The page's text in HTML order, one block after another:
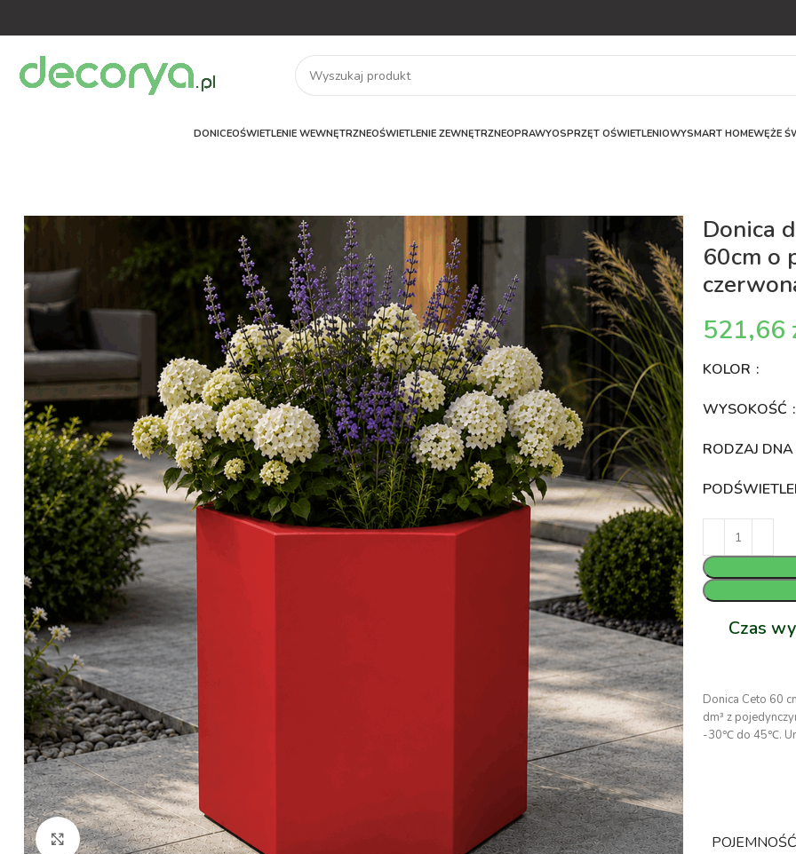
DONICEOŚWIETLENIE WEWNĘTRZNEOŚWIETLENIE ZEWNĘTRZNEOPRAWYOSPRZĘT OŚWIETLENIOWYSMART HOMEWĘŻE
Kliknij aby powiększyć
Donica
60cm o
KOLOR
WYSOKOŚĆ
RODZAJ DNA
Czas
Donica Ceto 60
dm³ z
-30℃ do 45℃.
POJEMNOŚĆ